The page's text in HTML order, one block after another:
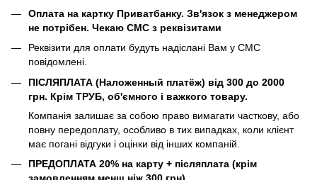
Оплата на картку Приватбанку. Зв'язок з менеджером
не потрібен. Чекаю СМС з реквізитами
Реквізити для оплати будуть надіслані Вам у СМС
повідомлені.
ПІСЛЯПЛАТА (Наложенный платёж) від 300 до 2000
грн. Крім ТРУБ, об'ємного і важкого товару.
Компанія залишає за собою право вимагати часткову, або
повну передоплату, особливо в тих випадках, коли клієнт
має погані відгуки і оцінки від інших компаній.
ПРЕДОПЛАТА 20% на карту + післяплата (крім